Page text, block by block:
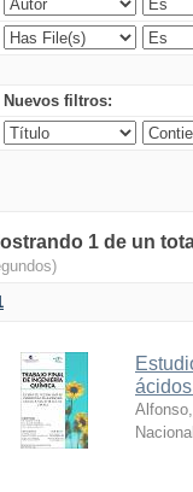
Nuevos filtros:
1 de un